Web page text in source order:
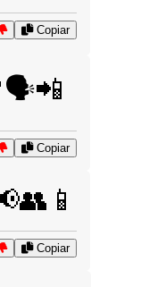
Copiar
Copiar
Copiar